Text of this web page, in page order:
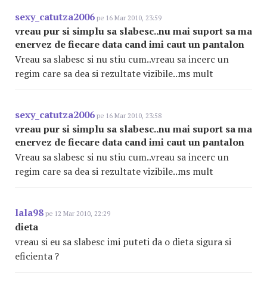
sexy_catutza2006 pe 16 Mar 2010, 23:59
vreau pur si simplu sa slabesc..nu mai suport sa ma
enervez de fiecare data cand imi caut un pantalon
Vreau sa slabesc si nu stiu cum..vreau sa incerc un
regim care sa dea si rezultate vizibile..ms mult
sexy_catutza2006 pe 16 Mar 2010, 23:58
vreau pur si simplu sa slabesc..nu mai suport sa ma
enervez de fiecare data cand imi caut un pantalon
Vreau sa slabesc si nu stiu cum..vreau sa incerc un
regim care sa dea si rezultate vizibile..ms mult
lala98 pe 12 Mar 2010, 22:29
dieta
vreau si eu sa slabesc imi puteti da o dieta sigura si
eficienta ?